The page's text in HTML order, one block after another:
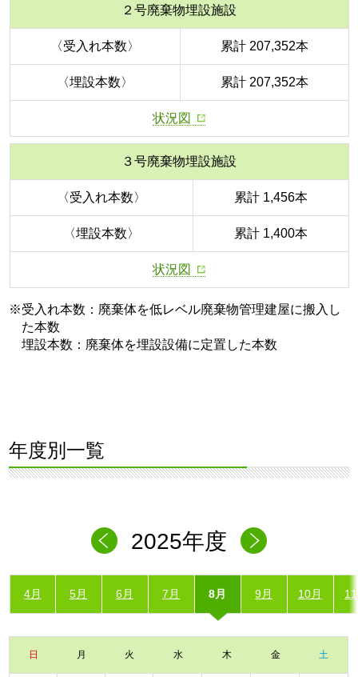
２号廃棄物埋設施設
〈受入れ本数〉 累計 207,352本
〈埋設本数〉 累計 207,352本
状況図
３号廃棄物埋設施設
〈受入れ本数〉 累計 1,456本
〈埋設本数〉 累計 1,400本
状況図
※受入れ本数：廃棄体を低レベル廃棄物管理建屋に搬入し
た本数
埋設本数：廃棄体を埋設設備に定置した本数
年度別一覧
2025年度
4月 5月 6月 7月 8月 9月 10月
日 月 火 水 木 金 土